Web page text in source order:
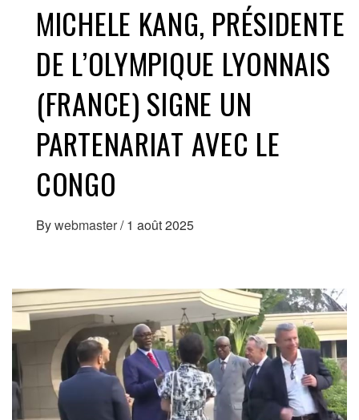
MICHELE KANG, PRÉSIDENTE
DE L’OLYMPIQUE LYONNAIS
(FRANCE) SIGNE UN
PARTENARIAT AVEC LE
CONGO
Bywebmaster/ 1 août 2025